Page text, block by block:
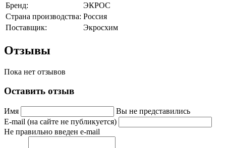
Бренд:
ЭКРОС
Страна производства: Россия
Поставщик:
Экросхим
Отзывы
Пока нет отзывов
Оставить отзыв
Имя
Вы не представились
E-mail (на сайте не публикуется)
Не правильно введен e-mail